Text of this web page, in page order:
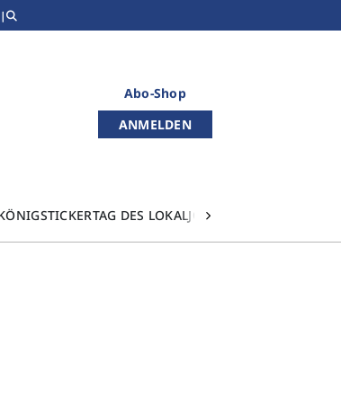
|
Abo-Shop
ANMELDEN
TAG DES LOKALJOURNALISMUS